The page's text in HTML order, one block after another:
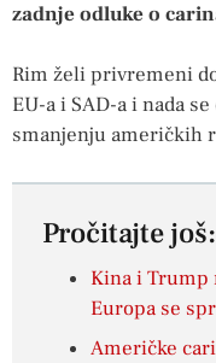
zadnje odluke o
Rim želi privremeni
EU-a i SAD-a i nada
smanjenju američkih
Pročitajte još:
Kina i Trump
Europa se
Američke